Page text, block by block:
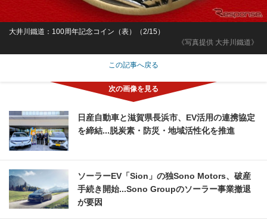
《写真提供 大井川鐵道》
大井川鐵道：100周年記念コイン（表）（2/15）
この記事へ戻る
日産自動車と滋賀県長浜市、EV活用の連携協定
を締結...脱炭素・防災・地域活性化を推進
ソーラーEV「Sion」の独Sono Motors、破産
手続き開始...Sono Groupのソーラー事業撤退
が要因